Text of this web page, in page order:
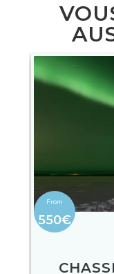
550€